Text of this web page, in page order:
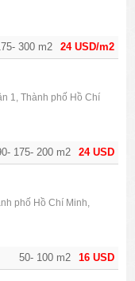
24 USD/m2
300 m2
24 USD
175- 200 m2
1, Thành phố Hồ Chí
16 USD
50- 100 m2
phố Hồ Chí Minh,